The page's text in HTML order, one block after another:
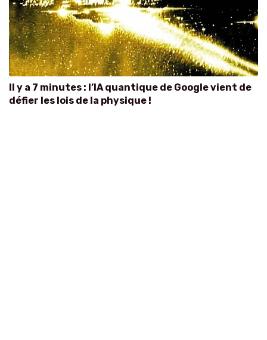
Il y a 7 minutes : l’IA quantique de Google vient de
défier les lois de la physique !